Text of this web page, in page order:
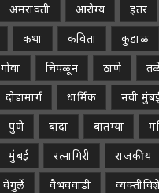
अमरावती आरोग्य इतर
कथा कविता कुडाळ
गोवा चिपळून ठाणे
दोडामार्ग धार्मिक नवी
पुणे बांदा बातम्या
मुंबई रत्नागिरी राजकीय
वेंगुर्ले वैभववाडी